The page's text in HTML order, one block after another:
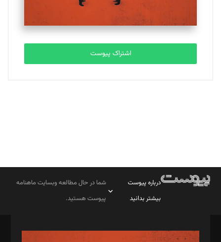
مصطفی مسجدی آرانی
تحریریه
بابک نقاش
تحریریه
اشتراک پیوست
درباره پیوست
بیشتر بدانید
شما در حال مطالعه وبسایت ماهنامه
پیوست هستید.
مدیر مسئول: محمدباقر اثنی‌عشری